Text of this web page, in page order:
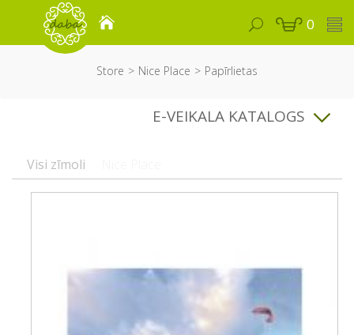
0
Store Nice Place Papīrlietas
E-VEIKALA KATALOGS
Visi zīmoli